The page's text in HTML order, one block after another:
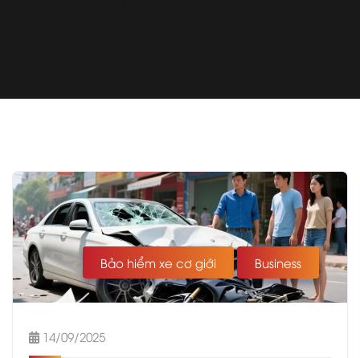
Bảo hiểm xe cơ giới Business
14/09/2025